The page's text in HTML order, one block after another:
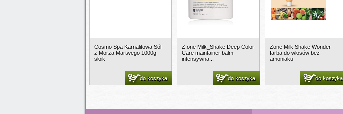
Cosmo Spa Karnalitowa Sól
z Morza Martwego 1000g
słoik
do koszyka
Z.one Milk_Shake Deep Color
Care maintainer balm
intensywna...
do koszyka
Zone Milk Shake Wonder
farba do włosów bez
amoniaku
do koszyka